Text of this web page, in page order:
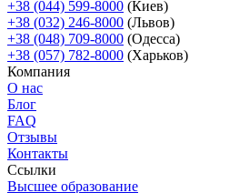
+38 (044) 599-8000 (Киев)
+38 (032) 246-8000 (Львов)
+38 (048) 709-8000 (Одесcа)
+38 (057) 782-8000 (Харьков)
Компания
О нас
Блог
FAQ
Отзывы
Контакты
Ссылки
Высшее образование